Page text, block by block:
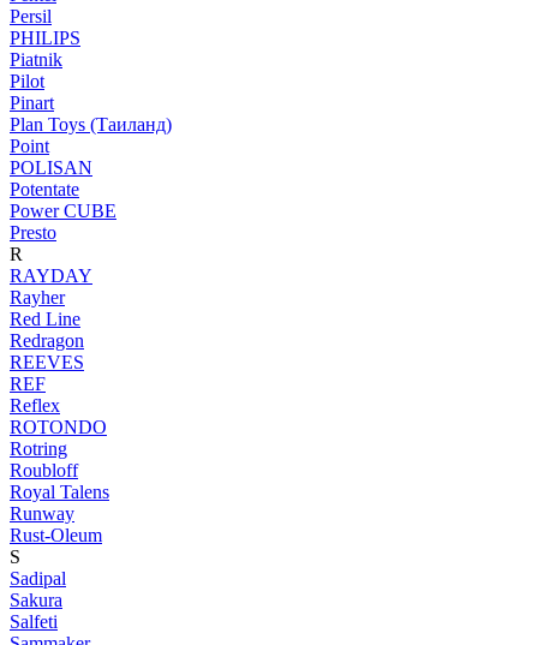
Persil
PHILIPS
Piatnik
Pilot
Pinart
Plan Toys (Таиланд)
Point
POLISAN
Potentate
Power CUBE
Presto
R
RAYDAY
Rayher
Red Line
Redragon
REEVES
REF
Reflex
ROTONDO
Rotring
Roubloff
Royal Talens
Runway
Rust-Oleum
S
Sadipal
Sakura
Salfeti